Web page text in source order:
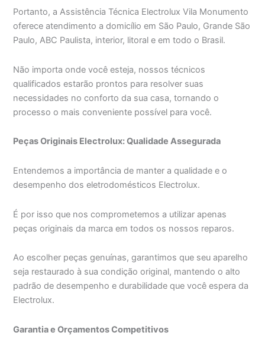
Portanto, a Assistência Técnica Electrolux Vila Monumento
oferece atendimento a domicílio em São Paulo, Grande São
Paulo, ABC Paulista, interior, litoral e em todo o Brasil.
Não importa onde você esteja, nossos técnicos
qualificados estarão prontos para resolver suas
necessidades no conforto da sua casa, tornando o
processo o mais conveniente possível para você.
Peças Originais Electrolux: Qualidade Assegurada
Entendemos a importância de manter a qualidade e o
desempenho dos eletrodomésticos Electrolux.
É por isso que nos comprometemos a utilizar apenas
peças originais da marca em todos os nossos reparos.
Ao escolher peças genuínas, garantimos que seu aparelho
seja restaurado à sua condição original, mantendo o alto
padrão de desempenho e durabilidade que você espera da
Electrolux.
Garantia e Orçamentos Competitivos